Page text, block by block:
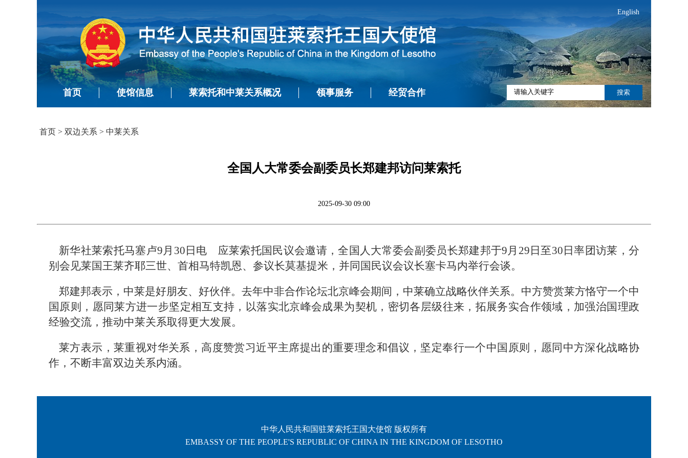
English
首页 使馆信息 莱索托和中莱关系概况 领事服务 经贸合作 搜索
首页 > 双边关系 > 中莱关系
全国人大常委会副委员长郑建邦访问莱索托
2025-09-30 09:00
新华社莱索托马塞卢9月30日电 应莱索托国民议会邀请，全国人大常委会副委员长郑建邦于9月29日至30日率团访莱，分
别会见莱国王莱齐耶三世、首相马特凯恩、参议长莫基提米，并同国民议会议长塞卡马内举行会谈。
郑建邦表示，中莱是好朋友、好伙伴。去年中非合作论坛北京峰会期间，中莱确立战略伙伴关系。中方赞赏莱方恪守一个中
国原则，愿同莱方进一步坚定相互支持，以落实北京峰会成果为契机，密切各层级往来，拓展务实合作领域，加强治国理政
经验交流，推动中莱关系取得更大发展。
莱方表示，莱重视对华关系，高度赞赏习近平主席提出的重要理念和倡议，坚定奉行一个中国原则，愿同中方深化战略协
作，不断丰富双边关系内涵。
中华人民共和国驻莱索托王国大使馆 版权所有
EMBASSY OF THE PEOPLE'S REPUBLIC OF CHINA IN THE KINGDOM OF LESOTHO